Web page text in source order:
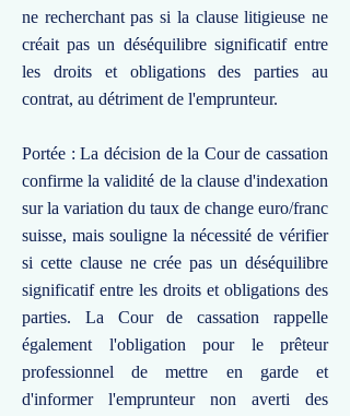
ne recherchant pas si la clause litigieuse ne
créait pas un déséquilibre significatif entre
les droits et obligations des parties au
contrat, au détriment de l'emprunteur.
Portée : La décision de la Cour de cassation
confirme la validité de la clause d'indexation
sur la variation du taux de change euro/franc
suisse, mais souligne la nécessité de vérifier
si cette clause ne crée pas un déséquilibre
significatif entre les droits et obligations des
parties. La Cour de cassation rappelle
également l'obligation pour le prêteur
professionnel de mettre en garde et
d'informer l'emprunteur non averti des